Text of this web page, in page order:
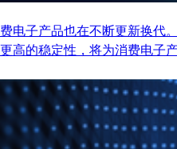
电子产品也在不断更新换
高的稳定性，将为消费电